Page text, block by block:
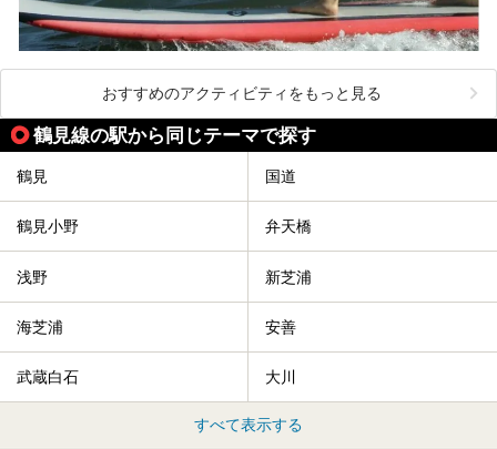
おすすめのアクティビティをもっと見る
鶴見線の駅から同じテーマで探す
鶴見 国道
鶴見小野 弁天橋
浅野 新芝浦
海芝浦 安善
武蔵白石 大川
すべて表示する